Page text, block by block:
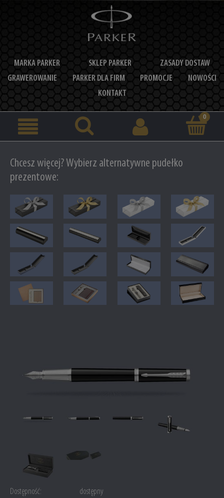
MARKA PARKER SKLEP PARKER
ZASADY DOSTAW
GRAWEROWANIE
PARKER DLA FIRM PROMOCJE
NOWOŚCI
KONTAKT
Chcesz więcej? Wybierz alternatywne pudełko
prezentowe:
Dostępność:
dostępny